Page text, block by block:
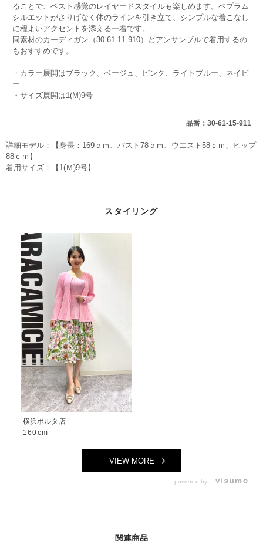
ることで、ベスト感覚のレイヤードスタイルも楽しめます。ペプラム
シルエットがさりげなく体のラインを引き立て、シンプルな着こなし
に程よいアクセントを添える一着です。
同素材のカーディガン（30-61-11-910）とアンサンブルで着用するの
もおすすめです。
・カラー展開はブラック、ベージュ、ピンク、ライトブルー、ネイビ
ー
・サイズ展開は1(M)9号
品番：30-61-15-911
詳細モデル：【身長：169ｃｍ、バスト78ｃｍ、ウエスト58ｃｍ、ヒップ
88ｃｍ】
着用サイズ：【1(Ｍ)9号】
スタイリング
横浜ポルタ店
160cm
VIEW MORE
powered by
関連商品